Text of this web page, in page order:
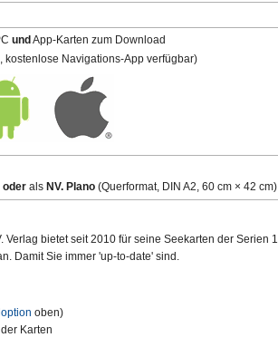
undApp-Karten zum Download
Navigations-App verfügbar)
oder als NV. Plano (Querformat, DIN A2, 60 cm × 42 cm)
bietet seit 2010 für seine Seekarten der Serien 1
Damit Sie immer 'up-to-date' sind.
oben)
Karten